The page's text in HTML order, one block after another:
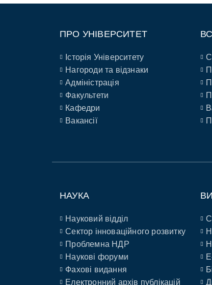
ПРО УНІВЕРСИТЕТ
Історія Університету
Нагороди та відзнаки
Адміністрація
Факультети
Кафедри
Вакансії
НАУКА
Науковий відділ
Сектор інноваційного розвитку
Проблемна НДР
Наукові форуми
Фахові видання
Електронний архів публікацій